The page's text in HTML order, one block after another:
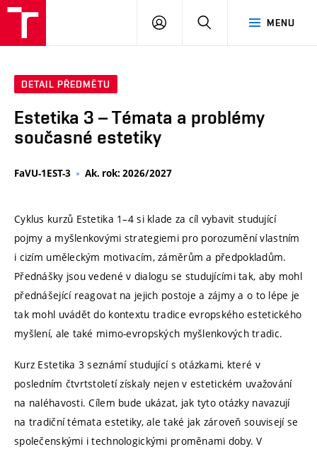
MENU
PŘIHLÁSIT
DETAIL PŘEDMĚTU
Estetika 3 – Témata a problémy
současné estetiky
FaVU-1EST-3 Ak. rok: 2026/2027
Cyklus kurzů Estetika 1–4 si klade za cíl vybavit studující
pojmy a myšlenkovými strategiemi pro porozumění vlastním
i cizím uměleckým motivacím, záměrům a předpokladům.
Přednášky jsou vedené v dialogu se studujícími tak, aby mohl
přednášející reagovat na jejich postoje a zájmy a o to lépe je
tak mohl uvádět do kontextu tradice evropského estetického
myšlení, ale také mimo-evropských myšlenkových tradic.
Kurz Estetika 3 seznámí studující s otázkami, které v
posledním čtvrtstoletí získaly nejen v estetickém uvažování
na naléhavosti. Cílem bude ukázat, jak tyto otázky navazují
na tradiční témata estetiky, ale také jak zároveň souvisejí se
společenskými i technologickými proměnami doby. V